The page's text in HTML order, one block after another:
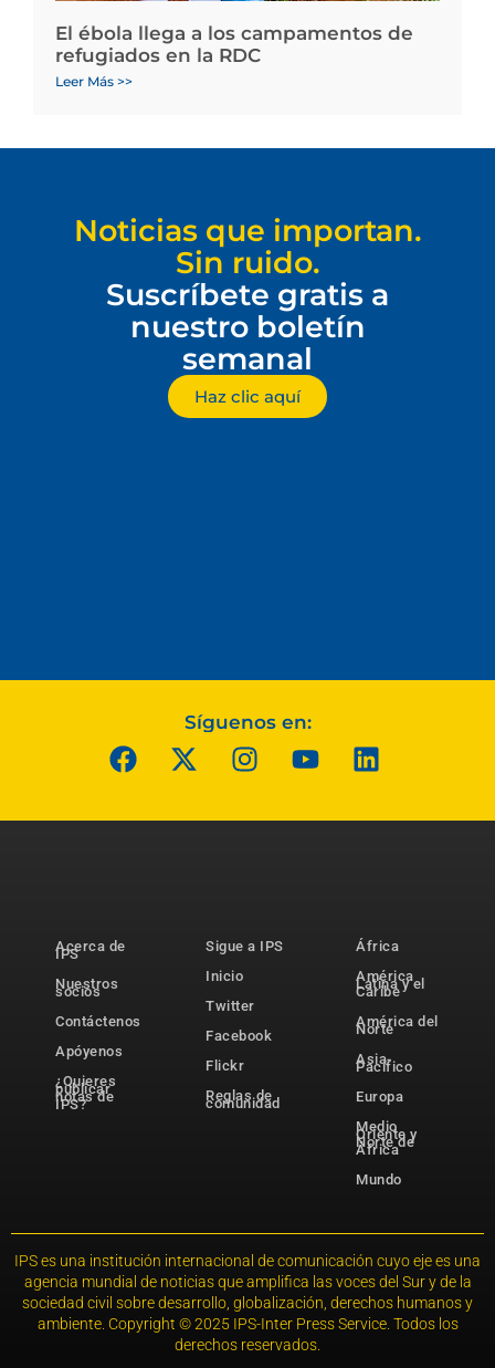
El ébola llega a los campamentos de
refugiados en la RDC
Leer Más >>
Noticias que importan.
Sin ruido.
Suscríbete gratis a
nuestro boletín
semanal
Haz clic aquí
Síguenos en:
Acerca de
IPS
Nuestros
socios
Contáctenos
Apóyenos
¿Quieres
publicar
notas de
IPS?
Sigue a IPS
Inicio
Twitter
Facebook
Flickr
Reglas de
comunidad
África
América
Latina y el
Caribe
América del
Norte
Asia-
Pacífico
Europa
Medio
Oriente y
Norte de
África
Mundo
IPS es una institución internacional de comunicación cuyo eje es una
agencia mundial de noticias que amplifica las voces del Sur y de la
sociedad civil sobre desarrollo, globalización, derechos humanos y
ambiente. Copyright © 2025 IPS-Inter Press Service. Todos los
derechos reservados.